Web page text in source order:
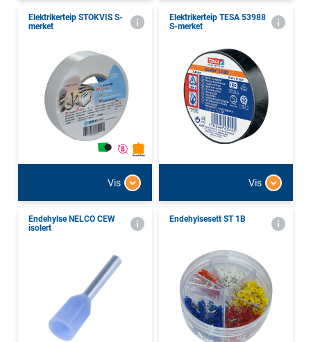
Elektrikerteip STOKVIS S-
merket
Vis
Elektrikerteip TESA 53988
S-merket
Vis
Endehylse NELCO CEW
isolert
Endehylsesett ST 1B